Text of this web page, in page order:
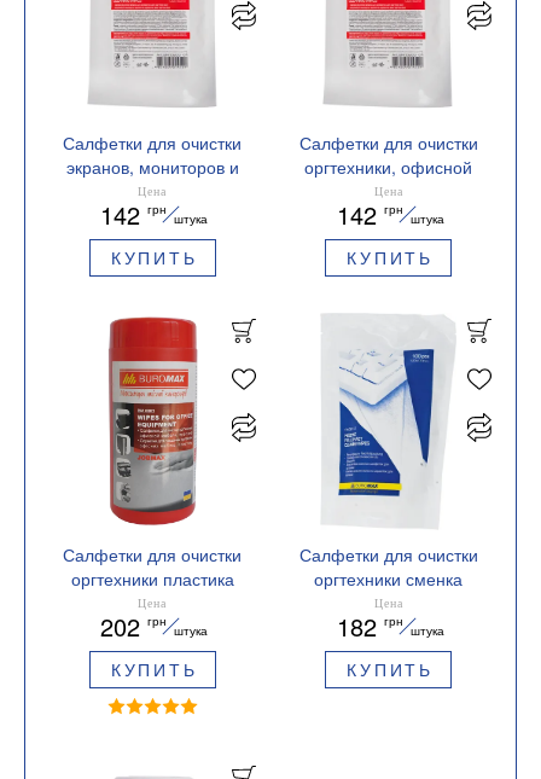
Салфетки для очистки
экранов, мониторов и
оптики (сменка)
Buromax BM.0802-01
Цена
142 грн
штука
КУПИТЬ
Салфетки для очистки
оргтехники, офисной
мебели, пластика
(сменка) Buromax
BM.0803-01
Цена
142 грн
штука
КУПИТЬ
Салфетки для очистки
оргтехники пластика
офисной мебели
Buromax BM.0803
Цена
202 грн
штука
КУПИТЬ
Салфетки для очистки
оргтехники сменка
Buromax BM.0801-01
Цена
182 грн
штука
КУПИТЬ